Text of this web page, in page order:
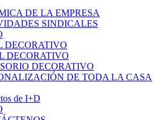
DE LA EMPRESA
SINDICALES
DECORATIVO
DECORATIVO
DECORATIVO
DE TODA LA CASA
de I+D